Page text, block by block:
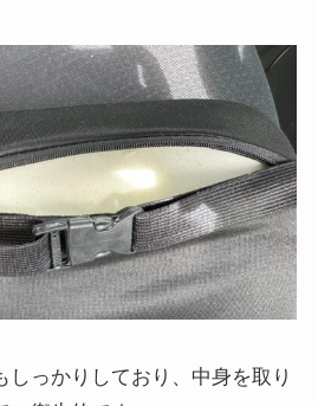
しっかりしており、中身を取り